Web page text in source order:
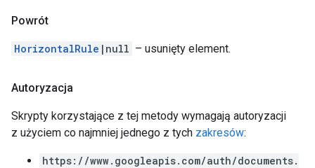
Powrót
HorizontalRule |null – usunięty element.
Autoryzacja
Skrypty korzystające z tej metody wymagają autoryzacji
z użyciem co najmniej jednego z tych zakresów:
https://www.googleapis.com/auth/documents.